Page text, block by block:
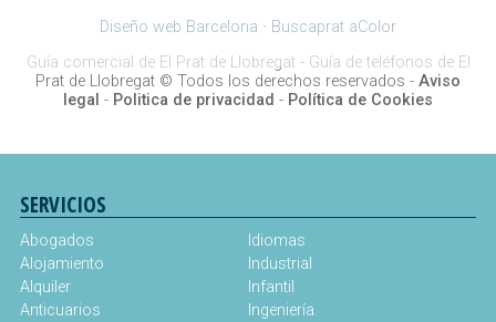
Diseño web Barcelona · Buscaprat aColor
Guía comercial de El Prat de Llobregat - Guía de teléfonos de El
Prat de Llobregat © Todos los derechos reservados - Aviso
legal - Politica de privacidad - Política de Cookies
SERVICIOS
Abogados
Alojamiento
Alquiler
Anticuarios
Idiomas
Industrial
Infantil
Ingeniería